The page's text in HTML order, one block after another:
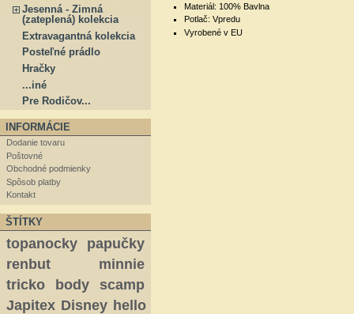
Jesenná - Zimná
(zateplená) kolekcia
Extravagantná kolekcia
Posteľné prádlo
Hračky
...iné
Pre Rodičov...
INFORMÁCIE
Dodanie tovaru
Poštovné
Obchodné podmienky
Spôsob platby
Kontakt
ŠTÍTKY
topanocky
papučky
renbut
minnie
tricko
body
scamp
Japitex Disney hello
Materiál: 100% Bavlna
Potlač: Vpredu
Vyrobené v EU